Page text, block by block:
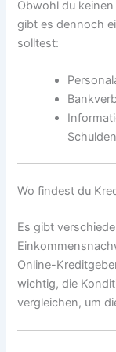
Obwohl du
gibt es dennoch
solltest:
Schulden
Wo findest du
Es gibt
Online-
wichtig, die
vergleichen, um